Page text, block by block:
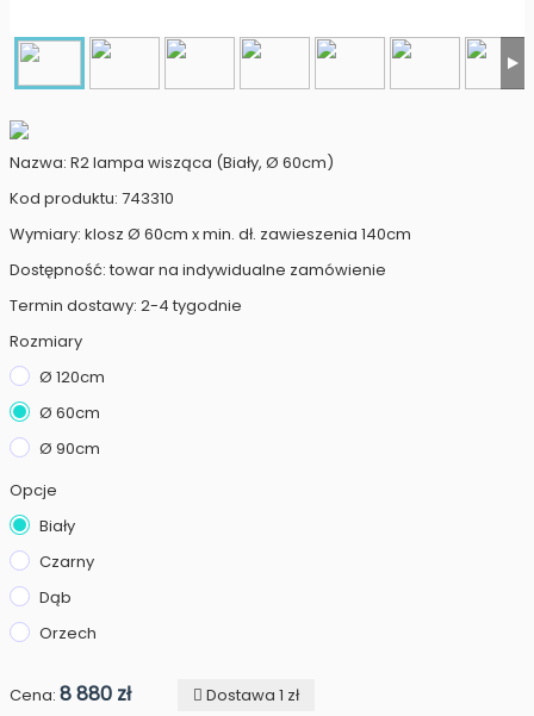
Nazwa: R2 lampa wisząca (Biały, Ø 60cm)
Kod produktu: 743310
Wymiary: klosz Ø 60cm x min. dł. zawieszenia 140cm
Dostępność: towar na indywidualne zamówienie
Termin dostawy: 2-4 tygodnie
Rozmiary
Ø 120cm
Ø 60cm
Ø 90cm
Opcje
Biały
Czarny
Dąb
Orzech
Cena: 8 880 zł
Dostawa 1 zł